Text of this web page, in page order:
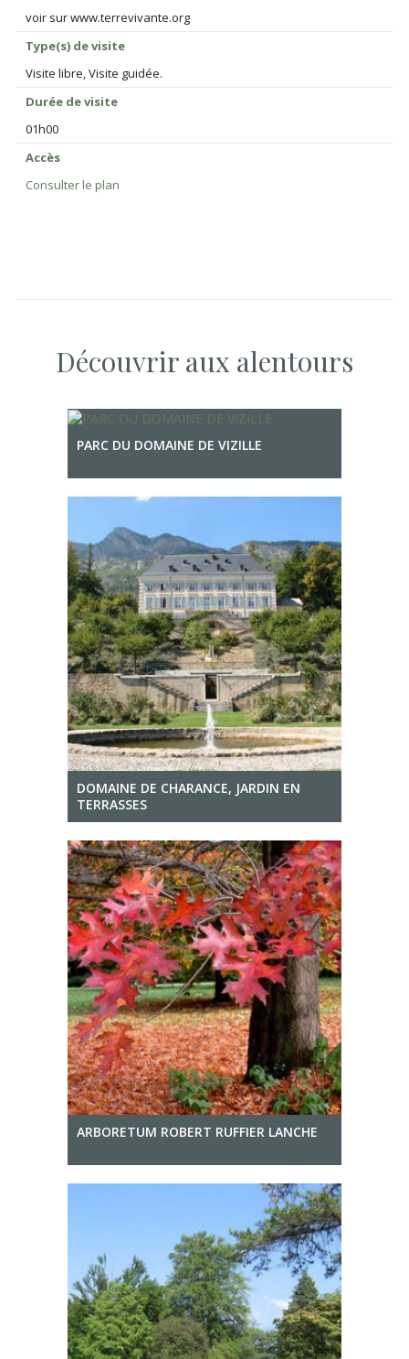
voir sur www.terrevivante.org
Type(s) de visite
Visite libre, Visite guidée.
Durée de visite
01h00
Accès
Consulter le plan
Découvrir aux alentours
PARC DU DOMAINE DE VIZILLE
DOMAINE DE CHARANCE, JARDIN EN
TERRASSES
ARBORETUM ROBERT RUFFIER LANCHE